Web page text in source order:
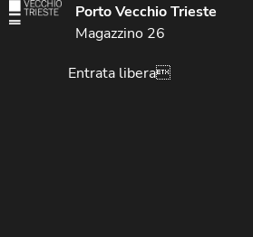
Porto Vecchio Trieste
Magazzino 26
Entrata libera